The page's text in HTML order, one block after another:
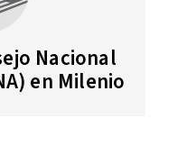
Nacional
en Milenio